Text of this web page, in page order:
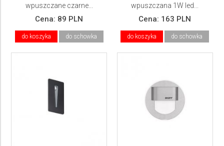
wpuszczane czarne...
AZZARDO
Cena: 89 PLN
do koszyka do schowka
wpuszczana 1W led...
Cena: 163 PLN
do koszyka do schowka